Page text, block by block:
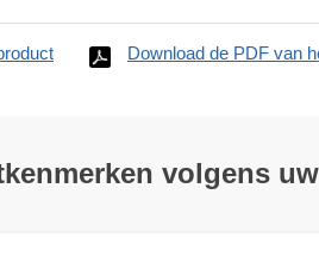
Download de PDF van
volgens